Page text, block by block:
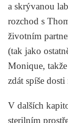
a skrývanou
rozchod s
životním
(tak jako
Monique,
zdát spíše
V dalších
sterilním